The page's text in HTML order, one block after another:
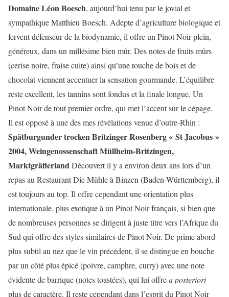
Domaine Léon Boesch, aujourd’hui tenu par le jovial et
sympathique Matthieu Boesch. Adepte d’agriculture biologique et
fervent défenseur de la biodynamie, il offre un Pinot Noir plein,
généreux, dans un millésime bien mûr. Des notes de fruits mûrs
(cerise noire, fraise cuite) ainsi qu’une touche de bois et de
chocolat viennent accentuer la sensation gourmande. L’équilibre
reste excellent, les tannins sont fondus et la finale longue. Un
Pinot Noir de tout premier ordre, qui met l’accent sur le cépage.
Il est opposé à une des mes révélations venue d’outre-Rhin :
Spätburgunder trocken Britzinger Rosenberg « St Jacobus »
2004, Weingenossenschaft Müllheim-Britzingen,
MarktgräflerlandDécouvert il y a environ deux ans lors d’un
repas au Restaurant Die Mühle à Binzen (Baden-Württemberg), il
est toujours au top. Il offre cependant une orientation plus
internationale, plus exotique à un Pinot Noir français, si bien que
de nombreuses personnes se dirigent à juste titre vers l’Afrique du
Sud qui offre des styles similaires de Pinot Noir. De prime abord
plus subtil au nez que le vin précédent, il se distingue en bouche
par un côté plus épicé (poivre, camphre, curry) avec une note
évidente de barrique (notes toastées), qui lui offrea posteriori
plus de caractère. Il reste cependant dans l’esprit du Pinot Noir